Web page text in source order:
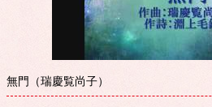
無門（瑞慶覧尚子）